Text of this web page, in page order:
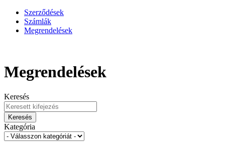
Szerződések
Számlák
Megrendelések
Megrendelések
Keresés
Keresés
Kategória